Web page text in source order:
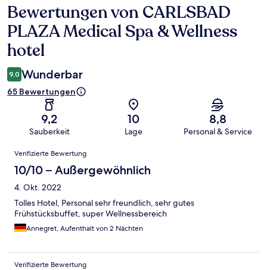
Bewertungen
Bewertungen von CARLSBAD
PLAZA Medical Spa & Wellness
hotel
9,0 Wunderbar
65 Bewertungen
9,2
Sauberkeit
10
Lage
8,8
Personal & Service
Bewertungen
Verifizierte Bewertung
10/10 – Außergewöhnlich
4. Okt. 2022
Tolles Hotel, Personal sehr freundlich, sehr gutes
Frühstücksbuffet, super Wellnessbereich
Annegret, Aufenthalt von 2 Nächten
Verifizierte Bewertung